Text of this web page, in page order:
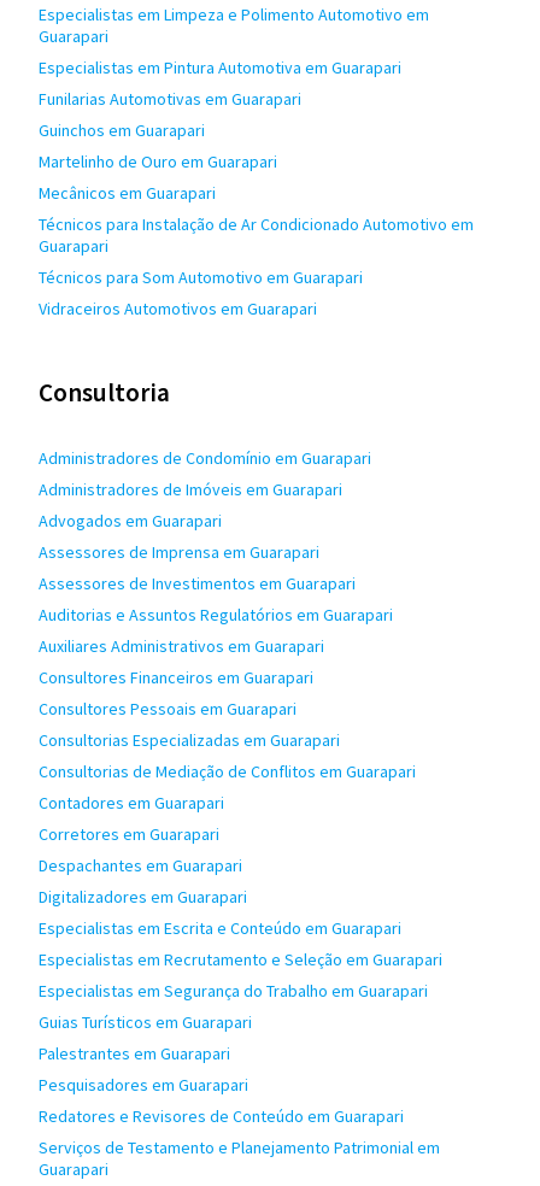
Especialistas em Limpeza e Polimento Automotivo em
Guarapari
Especialistas em Pintura Automotiva em Guarapari
Funilarias Automotivas em Guarapari
Guinchos em Guarapari
Martelinho de Ouro em Guarapari
Mecânicos em Guarapari
Técnicos para Instalação de Ar Condicionado Automotivo em
Guarapari
Técnicos para Som Automotivo em Guarapari
Vidraceiros Automotivos em Guarapari
Consultoria
Administradores de Condomínio em Guarapari
Administradores de Imóveis em Guarapari
Advogados em Guarapari
Assessores de Imprensa em Guarapari
Assessores de Investimentos em Guarapari
Auditorias e Assuntos Regulatórios em Guarapari
Auxiliares Administrativos em Guarapari
Consultores Financeiros em Guarapari
Consultores Pessoais em Guarapari
Consultorias Especializadas em Guarapari
Consultorias de Mediação de Conflitos em Guarapari
Contadores em Guarapari
Corretores em Guarapari
Despachantes em Guarapari
Digitalizadores em Guarapari
Especialistas em Escrita e Conteúdo em Guarapari
Especialistas em Recrutamento e Seleção em Guarapari
Especialistas em Segurança do Trabalho em Guarapari
Guias Turísticos em Guarapari
Palestrantes em Guarapari
Pesquisadores em Guarapari
Redatores e Revisores de Conteúdo em Guarapari
Serviços de Testamento e Planejamento Patrimonial em
Guarapari